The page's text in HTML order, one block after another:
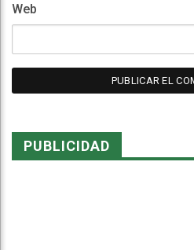
Web
PUBLICIDAD